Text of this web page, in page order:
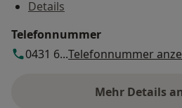
Details
Telefonnummer
0431 6...Telefonnummer
Mehr Detailsüber